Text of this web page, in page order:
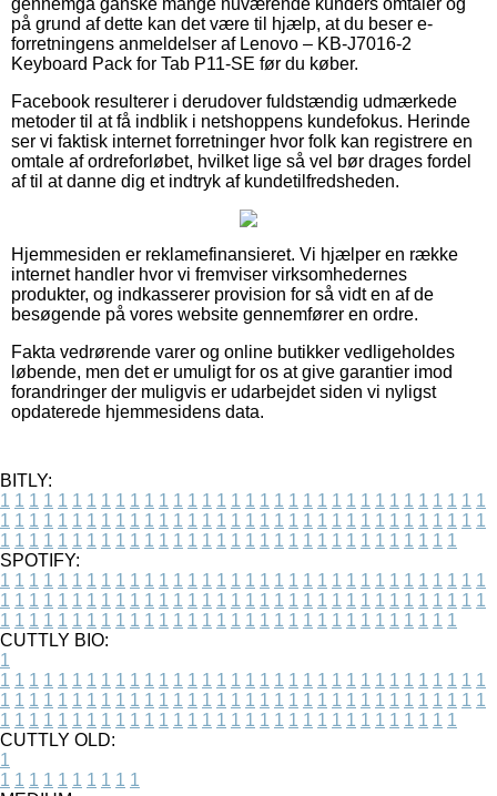
på grund af dette kan det være til hjælp, at du beser e-
forretningens anmeldelser af Lenovo – KB-J7016-2
Keyboard Pack for Tab P11-SE før du køber.
Facebook resulterer i derudover fuldstændig udmærkede
metoder til at få indblik i netshoppens kundefokus. Herinde
ser vi faktisk internet forretninger hvor folk kan registrere en
omtale af ordreforløbet, hvilket lige så vel bør drages fordel
af til at danne dig et indtryk af kundetilfredsheden.
Hjemmesiden er reklamefinansieret. Vi hjælper en række
internet handler hvor vi fremviser virksomhedernes
produkter, og indkasserer provision for så vidt en af de
besøgende på vores website gennemfører en ordre.
Fakta vedrørende varer og online butikker vedligeholdes
løbende, men det er umuligt for os at give garantier imod
forandringer der muligvis er udarbejdet siden vi nyligst
opdaterede hjemmesidens data.
BITLY:
1 1 1 1 1 1 1 1 1 1 1 1 1 1 1 1 1 1 1 1 1 1 1 1 1 1 1 1 1 1 1 1 1 1
1 1 1 1 1 1 1 1 1 1 1 1 1 1 1 1 1 1 1 1 1 1 1 1 1 1 1 1 1 1 1 1 1 1
1 1 1 1 1 1 1 1 1 1 1 1 1 1 1 1 1 1 1 1 1 1 1 1 1 1 1 1 1 1 1 1
SPOTIFY:
1 1 1 1 1 1 1 1 1 1 1 1 1 1 1 1 1 1 1 1 1 1 1 1 1 1 1 1 1 1 1 1 1 1
1 1 1 1 1 1 1 1 1 1 1 1 1 1 1 1 1 1 1 1 1 1 1 1 1 1 1 1 1 1 1 1 1 1
1 1 1 1 1 1 1 1 1 1 1 1 1 1 1 1 1 1 1 1 1 1 1 1 1 1 1 1 1 1 1 1
CUTTLY BIO:
1
1 1 1 1 1 1 1 1 1 1 1 1 1 1 1 1 1 1 1 1 1 1 1 1 1 1 1 1 1 1 1 1 1 1
1 1 1 1 1 1 1 1 1 1 1 1 1 1 1 1 1 1 1 1 1 1 1 1 1 1 1 1 1 1 1 1 1 1
1 1 1 1 1 1 1 1 1 1 1 1 1 1 1 1 1 1 1 1 1 1 1 1 1 1 1 1 1 1 1 1
CUTTLY OLD:
1
1 1 1 1 1 1 1 1 1 1